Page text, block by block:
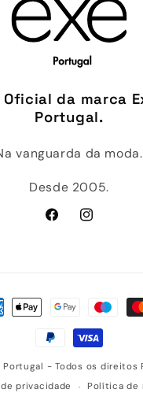
Oficial da marca
Portugal.
vanguarda da moda.
Desde 2005.
FacebookInstagram
Portugal - Todos os direitos
privacidade
Política de